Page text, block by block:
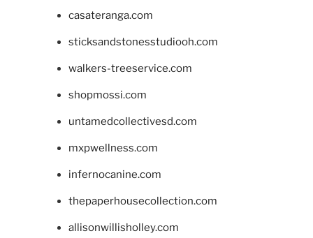
casateranga.com
sticksandstonesstudiooh.com
walkers-treeservice.com
shopmossi.com
untamedcollectivesd.com
mxpwellness.com
infernocanine.com
thepaperhousecollection.com
allisonwillisholley.com